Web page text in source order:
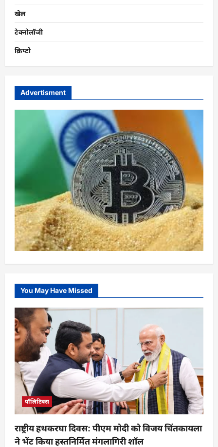
खेल
टेक्नोलॉजी
क्रिप्टो
Advertisment
You May Have Missed
पॉलिटिक्स
राष्ट्रीय हथकरघा दिवस: पीएम मोदी को विजय चिंतकायला
ने भेंट किया हस्तनिर्मित मंगलागिरी शॉल